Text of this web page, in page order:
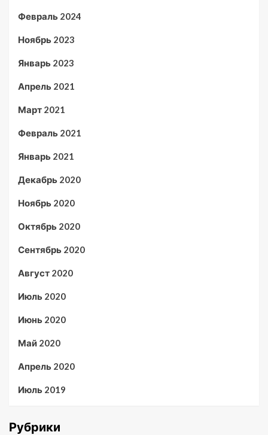
Февраль 2024
Ноябрь 2023
Январь 2023
Апрель 2021
Март 2021
Февраль 2021
Январь 2021
Декабрь 2020
Ноябрь 2020
Октябрь 2020
Сентябрь 2020
Август 2020
Июль 2020
Июнь 2020
Май 2020
Апрель 2020
Июль 2019
Рубрики